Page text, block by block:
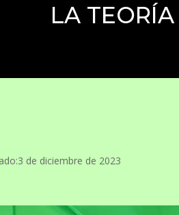
LA
de diciembre de 2023